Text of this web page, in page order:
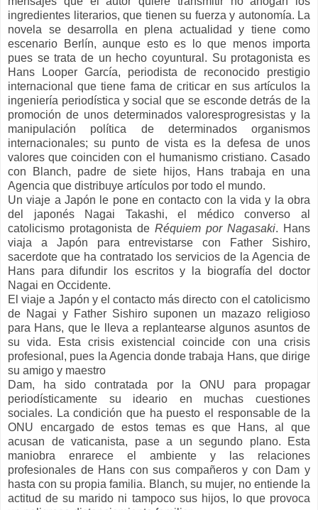
ingredientes literarios, que tienen su fuerza y autonomía. La
novela se desarrolla en plena actualidad y tiene como
escenario Berlín, aunque esto es lo que menos importa
pues se trata de un hecho coyuntural. Su protagonista es
Hans Looper García, periodista de reconocido prestigio
internacional que tiene fama de criticar en sus artículos la
ingeniería periodística y social que se esconde detrás de la
promoción de unos determinados valoresprogresistas y la
manipulación política de determinados organismos
internacionales; su punto de vista es la defesa de unos
valores que coinciden con el humanismo cristiano. Casado
con Blanch, padre de siete hijos, Hans trabaja en una
Agencia que distribuye artículos por todo el mundo.
Un viaje a Japón le pone en contacto con la vida y la obra
del japonés Nagai Takashi, el médico converso al
catolicismo protagonista de Réquiem por Nagasaki. Hans
viaja a Japón para entrevistarse con Father Sishiro,
sacerdote que ha contratado los servicios de la Agencia de
Hans para difundir los escritos y la biografía del doctor
Nagai en Occidente.
El viaje a Japón y el contacto más directo con el catolicismo
de Nagai y Father Sishiro suponen un mazazo religioso
para Hans, que le lleva a replantearse algunos asuntos de
su vida. Esta crisis existencial coincide con una crisis
profesional, pues la Agencia donde trabaja Hans, que dirige
su amigo y maestro
Dam, ha sido contratada por la ONU para propagar
periodísticamente su ideario en muchas cuestiones
sociales. La condición que ha puesto el responsable de la
ONU encargado de estos temas es que Hans, al que
acusan de vaticanista, pase a un segundo plano. Esta
maniobra enrarece el ambiente y las relaciones
profesionales de Hans con sus compañeros y con Dam y
hasta con su propia familia. Blanch, su mujer, no entiende la
actitud de su marido ni tampoco sus hijos, lo que provoca